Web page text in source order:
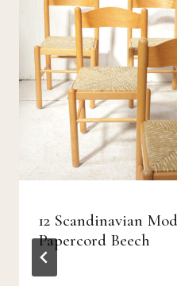
12 Scandinavian
Papercord Beech